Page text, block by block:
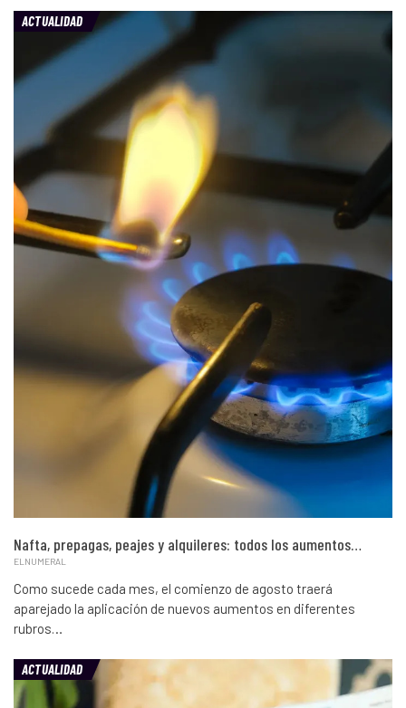
ACTUALIDAD
Nafta, prepagas, peajes y alquileres: todos los aumentos…
ELNUMERAL
Como sucede cada mes, el comienzo de agosto traerá
aparejado la aplicación de nuevos aumentos en diferentes
rubros…
ACTUALIDAD